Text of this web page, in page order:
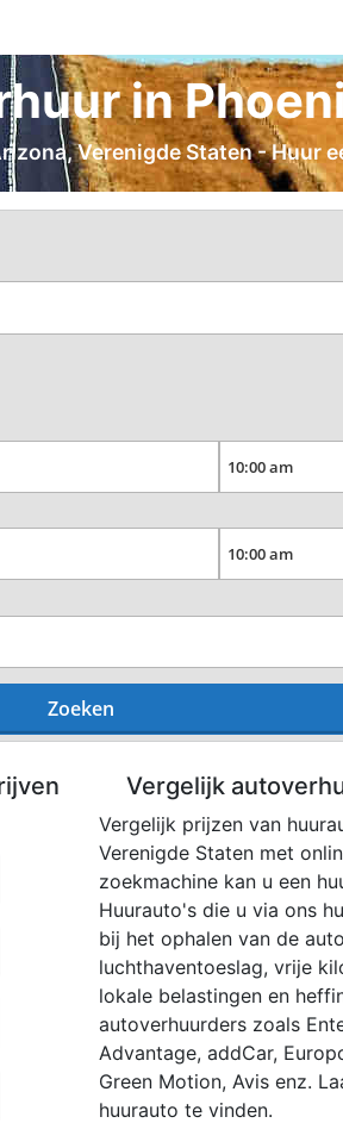
in
Verenigde Staten - Huur
Zoeken
Vergelijk
Vergelijk prijzen van
Verenigde Staten met
zoekmachine kan u een
Huurauto's die u via ons
bij het ophalen van de
luchthaventoeslag, vrije
lokale belastingen en
autoverhuurders zoals
Advantage, addCar,
Green Motion, Avis enz.
huurauto te vinden.